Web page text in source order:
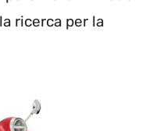
ricerca per la